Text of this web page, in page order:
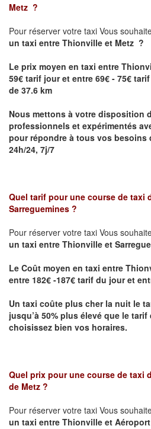
Metz ?
Pour réserver votre taxi Vous
un taxi entre Thionville et Metz ?
Le prix moyen en taxi entre
59€ tarif jour et entre 69€ - 75€
de 37.6 km
Nous mettons à votre disposition
professionnels et expérimentés
pour répondre à tous vos besoins
24h/24, 7j/7
Quel tarif pour une course de taxi
Sarreguemines ?
Pour réserver votre taxi Vous
un taxi entre Thionville et
Le Coût moyen en taxi entre
entre 182€ -187€ tarif du jour et
Un taxi coûte plus cher la nuit le
jusqu’à 50% plus élevé que le
choisissez bien vos horaires.
Quel prix pour une course de taxi
de Metz ?
Pour réserver votre taxi Vous
un taxi entre Thionville et